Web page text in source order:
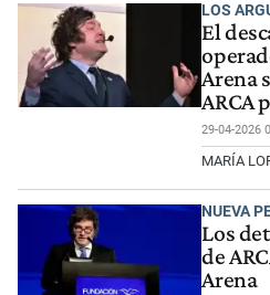
LOS
El
Arena
ARCA
29-04-2026
MARÍA
NUEVA
Los
de
Arena